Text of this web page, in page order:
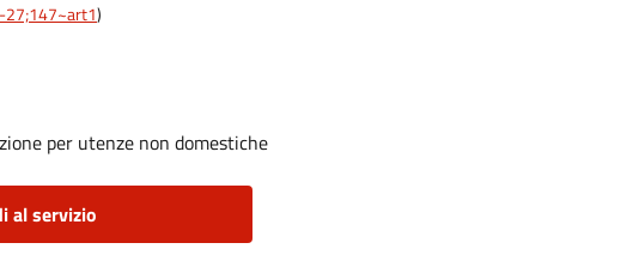
27;147~art1)
per utenze non domestiche
al servizio